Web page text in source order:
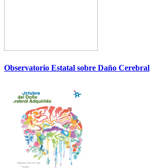
Observatorio Estatal sobre Daño Cerebral